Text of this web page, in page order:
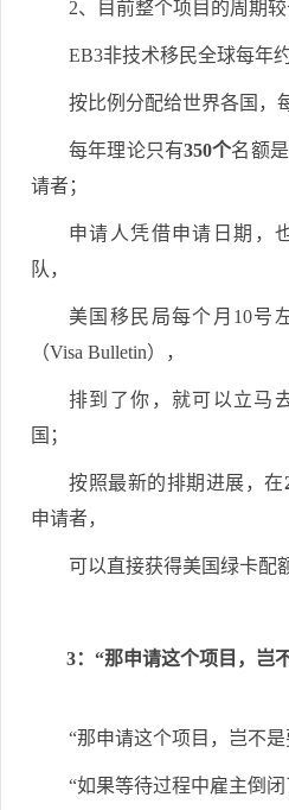
2、目前整个项目的周期较
EB3非技术移民全球每年
按比例分配给世界各国，
每年理论只有350个名额
请者；
申请人凭借申请日期，
队，
美国移民局每个月10号
（Visa Bulletin），
排到了你，就可以立马
国；
按照最新的排期进展，在
申请者，
可以直接获得美国绿卡配
3：“那申请这个项目，岂
“那申请这个项目，岂不
“如果等待过程中雇主倒